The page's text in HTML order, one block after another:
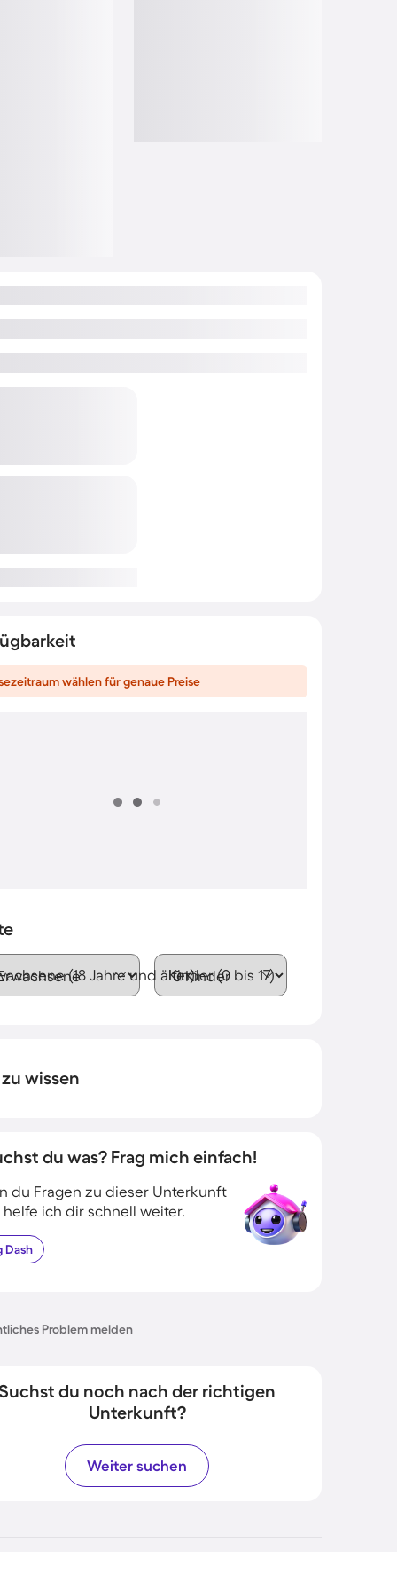
wählen für genaue Preise
(18 Jahre und älter)Kinder (0 bis 17)
wissen
du was? Frag mich einfach!
du Fragen zu dieser Unterkunft
helfe ich dir schnell weiter.
Dash
Problem melden
du noch nach der richtigen
Unterkunft?
Weiter suchen